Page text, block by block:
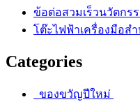
ข้อต่อสวมเร็วนวัตกร
โต๊ะไฟฟ้าเครื่องมือส
Categories
ของขวัญปีใหม่